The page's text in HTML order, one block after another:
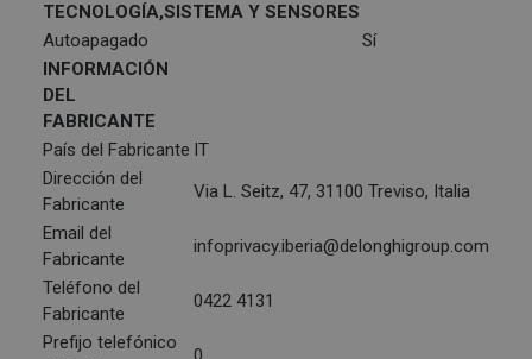
TECNOLOGÍA,SISTEMA Y SENSORES
Autoapagado
Sí
INFORMACIÓN
DEL
FABRICANTE
País del Fabricante IT
Dirección del
Fabricante
Via L. Seitz, 47, 31100 Treviso, Italia
Email del
Fabricante
infoprivacy.iberia@delonghigroup.com
Teléfono del
Fabricante
0422 4131
Prefijo telefónico